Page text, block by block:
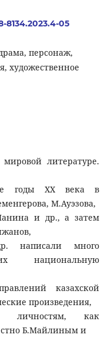
8134.2023.4-05
персонаж,
художественное
литературе.
е годы ХХ века в
М.Ауэзова,
и др., а затем
написали много
национальную
казахской
произведения,
личностям, как
Б.Майлиным и